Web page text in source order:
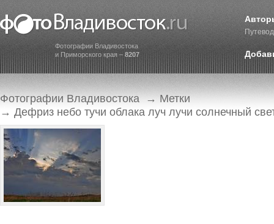
Фотографии Владивостока
и Приморского края – 8207
Фотографии Владивостока → Метки
→ Дефриз небо тучи облака луч лучи солнечный